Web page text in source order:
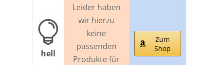

hell
Leider haben
wir hierzu
keine
passenden
Produkte für
Zum
Shop